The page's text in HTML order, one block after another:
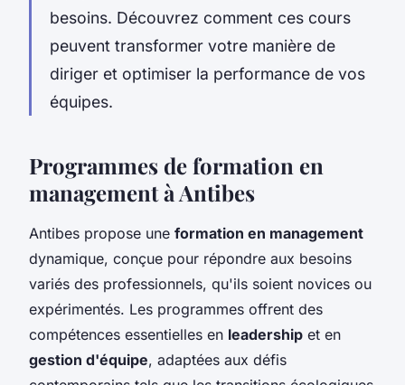
besoins. Découvrez comment ces cours
peuvent transformer votre manière de
diriger et optimiser la performance de vos
équipes.‍
Programmes de formation en
management à Antibes
Antibes propose une formation en management
dynamique, conçue pour répondre aux besoins
variés des professionnels, qu'ils soient novices ou
expérimentés. Les programmes offrent des
compétences essentielles en leadership et en
gestion d'équipe, adaptées aux défis